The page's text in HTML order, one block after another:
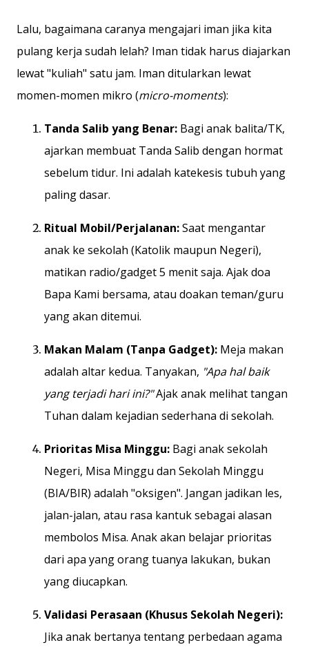
Lalu, bagaimana caranya mengajari iman jika kita
pulang kerja sudah lelah? Iman tidak harus diajarkan
lewat "kuliah" satu jam. Iman ditularkan lewat
momen-momen mikro (micro-moments):
Tanda Salib yang Benar: Bagi anak balita/TK,
ajarkan membuat Tanda Salib dengan hormat
sebelum tidur. Ini adalah katekesis tubuh yang
paling dasar.
Ritual Mobil/Perjalanan:Saat mengantar
anak ke sekolah (Katolik maupun Negeri),
matikan radio/gadget 5 menit saja. Ajak doa
Bapa Kami bersama, atau doakan teman/guru
yang akan ditemui.
Makan Malam (Tanpa Gadget): Meja makan
adalah altar kedua. Tanyakan, "Apa hal baik
yang terjadi hari ini?"Ajak anak melihat tangan
Tuhan dalam kejadian sederhana di sekolah.
Prioritas Misa Minggu: Bagi anak sekolah
Negeri, Misa Minggu dan Sekolah Minggu
(BIA/BIR) adalah "oksigen". Jangan jadikan les,
jalan-jalan, atau rasa kantuk sebagai alasan
membolos Misa. Anak akan belajar prioritas
dari apa yang orang tuanya lakukan, bukan
yang diucapkan.
Validasi Perasaan (Khusus Sekolah Negeri):
Jika anak bertanya tentang perbedaan agama